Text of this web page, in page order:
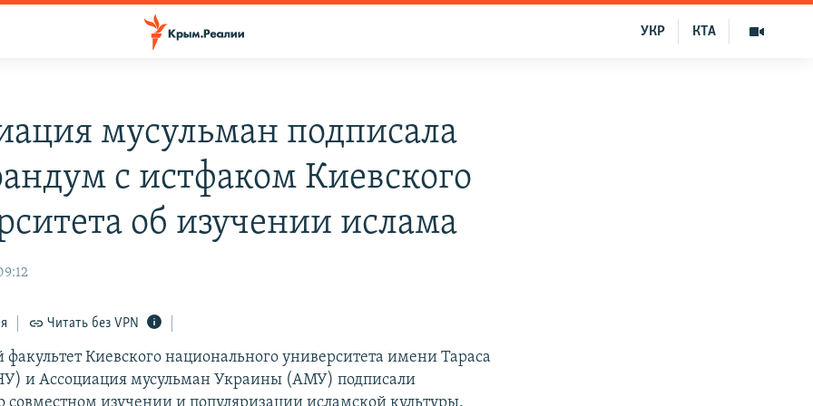
КТА
УКР
мусульман подписала
с истфаком Киевского
об изучении ислама
Читать без VPN
Киевского национального университета имени Тараса
и Ассоциация мусульман Украины (АМУ) подписали